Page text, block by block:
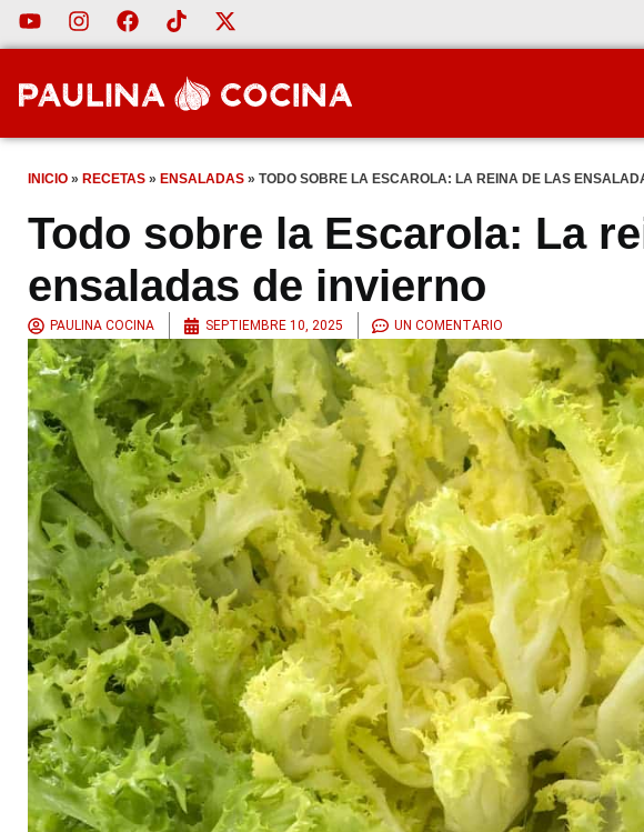
INICIO » RECETAS » ENSALADAS » TODO SOBRE LA ESCAROLA: LA REINA DE LAS
Todo sobre la Escarola: La
ensaladas de invierno
PAULINA COCINA SEPTIEMBRE 10, 2025 UN COMENTARIO